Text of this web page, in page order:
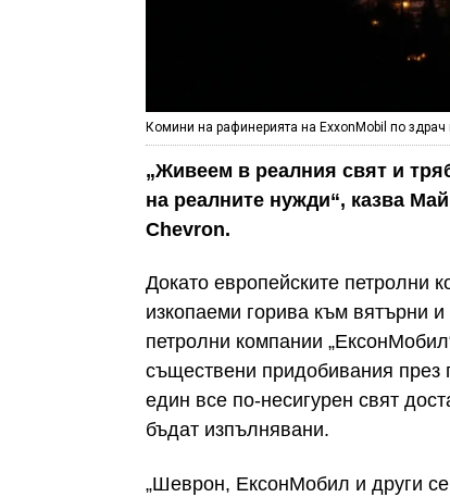
Комини на рафинерията на ExxonMobil по
„Живеем в реалния свят и
на реалните нужди“, казва
Chevron.
Докато европейските петролни
изкопаеми горива към вятърни
петролни компании
съществени придобивания през
един все по-несигурен свят
бъдат изпълнявани.
„Шеврон, ЕксонМобил и други се